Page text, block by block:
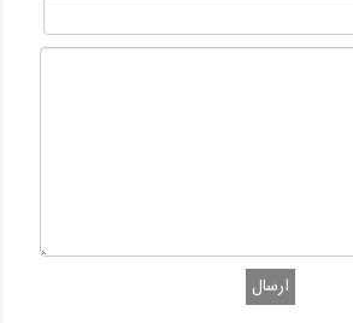
ارسال